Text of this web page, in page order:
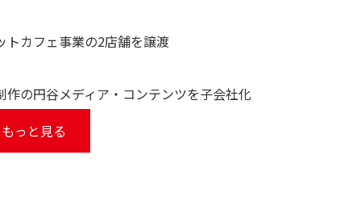
トカフェ事業の2店舗を譲渡
の円谷メディア・コンテンツを子会社化
もっと見る